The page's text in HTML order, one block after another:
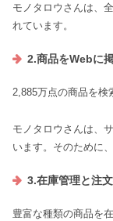
モノタロウさんは、
れています。
2.商品をWebに
2,885万点の商品を検
モノタロウさんは、
います。そのために
3.在庫管理と注
豊富な種類の商品を